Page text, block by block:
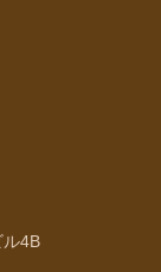
4B